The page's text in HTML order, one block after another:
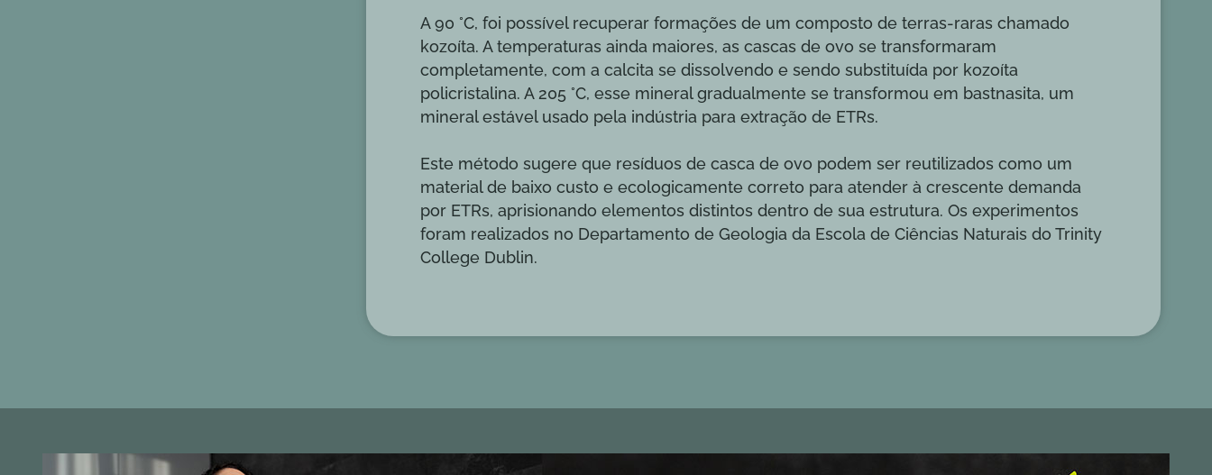
A 90 °C, foi possível recuperar formações de um composto de terras-raras chamado
kozoíta. A temperaturas ainda maiores, as cascas de ovo se transformaram
completamente, com a calcita se dissolvendo e sendo substituída por kozoíta
policristalina. A 205 °C, esse mineral gradualmente se transformou em bastnasita, um
mineral estável usado pela indústria para extração de ETRs.
Este método sugere que resíduos de casca de ovo podem ser reutilizados como um
material de baixo custo e ecologicamente correto para atender à crescente demanda
por ETRs, aprisionando elementos distintos dentro de sua estrutura. Os experimentos
foram realizados no Departamento de Geologia da Escola de Ciências Naturais do Trinity
College Dublin.